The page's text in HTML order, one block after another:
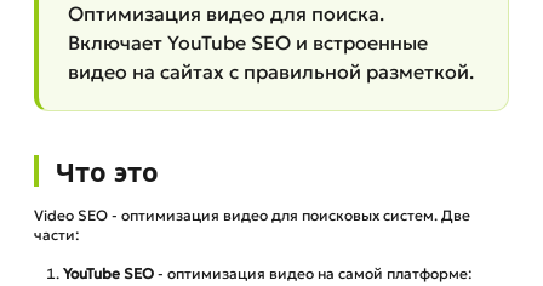
Оптимизация видео для поиска.
Включает YouTube SEO и встроенные
видео на сайтах с правильной разметкой.
Что это
Video SEO - оптимизация видео для поисковых систем. Две
части:
YouTube SEO - оптимизация видео на самой платформе: